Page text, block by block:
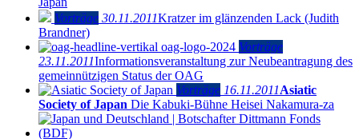
Vorträge 30.11.2011Kratzer im glänzenden Lack (Judith
Brandner)
Vorträge
23.11.2011Informationsveranstaltung zur Neubeantragung des
gemeinnützigen Status der OAG
Vorträge 16.11.2011Asiatic
Society of Japan Die Kabuki-Bühne Heisei Nakamura-za